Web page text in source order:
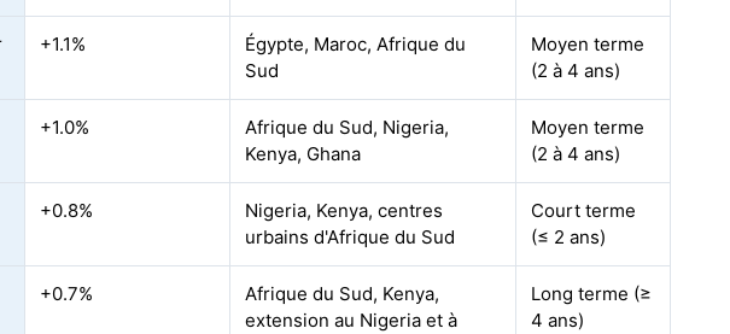
+1.1%
Égypte, Maroc, Afrique du
Sud
Moyen terme
(2 à 4 ans)
+1.0%
Afrique du Sud, Nigeria,
Kenya, Ghana
Moyen terme
(2 à 4 ans)
+0.8%
Nigeria, Kenya, centres
urbains d'Afrique du Sud
Court terme
(≤ 2 ans)
+0.7%
Afrique du Sud, Kenya,
extension au Nigeria et à
Long terme (≥
4 ans)